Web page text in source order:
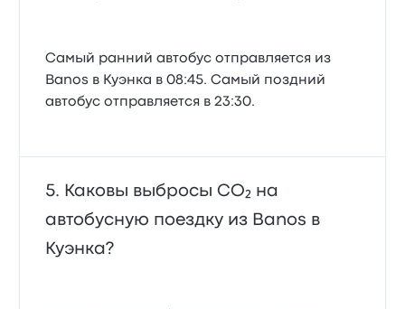
Самый ранний автобус отправляется из
Banos в Куэнка в 08:45. Самый поздний
автобус отправляется в 23:30.
Каковы выбросы CO₂ на
автобусную поездку из Banos в
Куэнка?